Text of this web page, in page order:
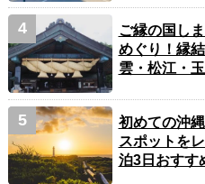
ご縁の国し
めぐり！縁
雲・松江・
初めての沖
スポットを
泊3日おすす